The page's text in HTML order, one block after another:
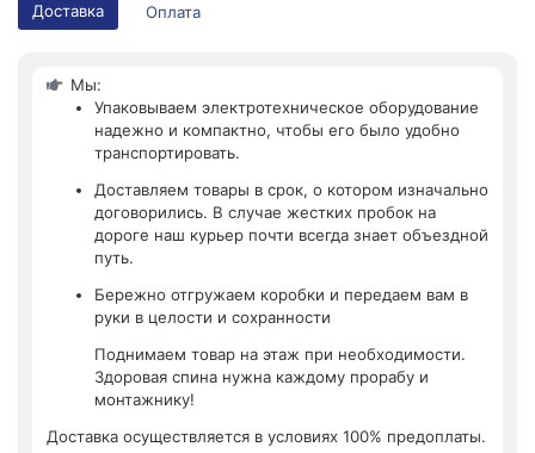
Доставка Оплата
Мы:
Упаковываем электротехническое оборудование
надежно и компактно, чтобы его было удобно
транспортировать.
Доставляем товары в срок, о котором изначально
договорились. В случае жестких пробок на
дороге наш курьер почти всегда знает объездной
путь.
Бережно отгружаем коробки и передаем вам в
руки в целости и сохранности
Поднимаем товар на этаж при необходимости.
Здоровая спина нужна каждому прорабу и
монтажнику!
Доставка осуществляется в условиях 100% предоплаты.